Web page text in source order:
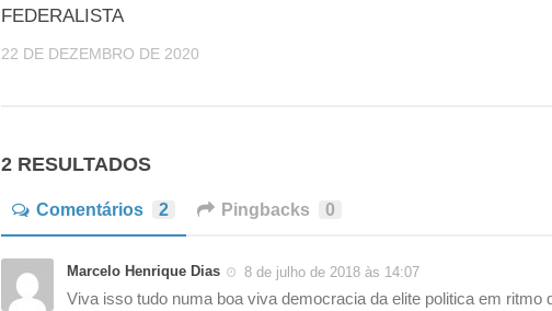
FEDERALISTA
22 DE DEZEMBRO DE 2020
2 RESULTADOS
Comentários 2 Pingbacks 0
Marcelo Henrique Dias 8 de julho de 2018 às 14:07
Viva isso tudo numa boa viva democracia da elite politica em